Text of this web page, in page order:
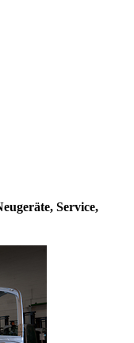
Service,